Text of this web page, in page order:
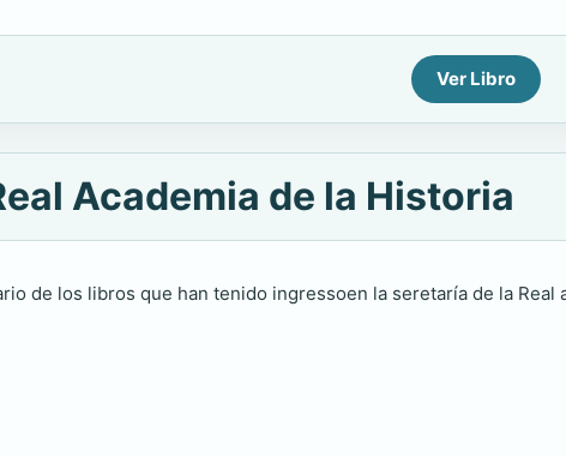
Ver Libro
Academia de la Historia
de los libros que han tenido ingressoen la seretaría de la Real